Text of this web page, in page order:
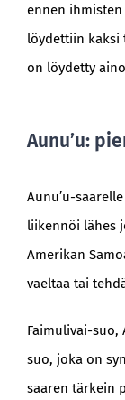
ennen ihmisten
löydettiin kaksi
on löydetty
Aunu’u:
Aunu’u-
liikennöi lähes
Amerikan
vaeltaa tai
Faimulivai-suo,
suo, joka on
saaren tärkein